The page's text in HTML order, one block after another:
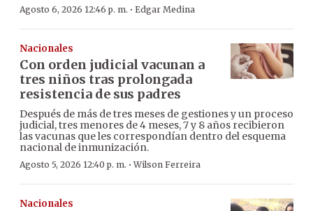
Agosto 6, 2026 12:46 p. m. · Edgar Medina
Nacionales
Con orden judicial vacunan a
tres niños tras prolongada
resistencia de sus padres
Después de más de tres meses de gestiones y un proceso
judicial, tres menores de 4 meses, 7 y 8 años recibieron
las vacunas que les correspondían dentro del esquema
nacional de inmunización.
Agosto 5, 2026 12:40 p. m. ·Wilson Ferreira
Nacionales